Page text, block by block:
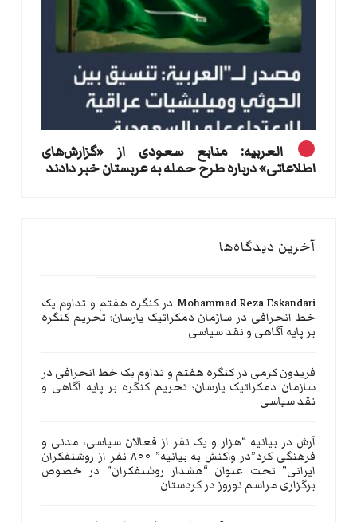
العربیه: منابع سعودی از «گزارش‌های
اطلاعاتی» درباره طرح حمله به عربستان خبر دادند
آخرین دیدگاه‌ها
Mohammad Reza Eskandari در کنگره هفتم و تداوم یک
خط انحرافی در سازمان دمکراتیک یارسان؛ تحریم کنگره
بر پایه آگاهی و نقد سیاسی
فریدون کرمی درکنگره هفتم و تداوم یک خط انحرافی در
سازمان دمکراتیک یارسان؛ تحریم کنگره بر پایه آگاهی و
نقد سیاسی
آرش در بیانیه “هزار و یک نفر از فعالان سیاسی، مدنی و
فرهنگی کرد”در واکنش به بیانیه” ۸۰۰ نفر از روشنفکران
ایرانی” تحت عنوان “هشدار روشنفکران” در خصوص
برگزاری مراسم نوروز در کردستان